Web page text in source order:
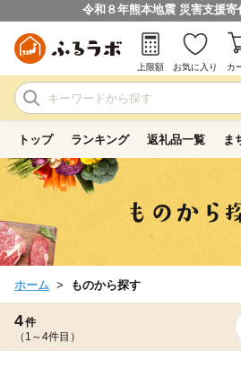
令和８年熊本地震 災害支援寄
上限額 お気に入り カ
トップ ランキング 返礼品一覧 ま
ホーム ものから探す
4件
（1～4件目）